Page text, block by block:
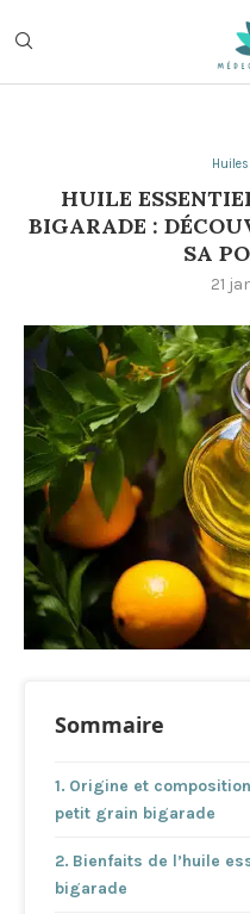
HUILE
BIGARADE :
SA
21
Sommaire
Origine et
petit grain bigarade
Bienfaits de l’huile
bigarade